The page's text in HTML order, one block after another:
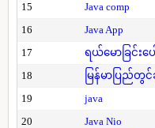
15
Java comp
16
Java App
17
ရယ်မောခြင်းပေ
18
မြန်မာပြည်တွ
19
java
20
Java Nio